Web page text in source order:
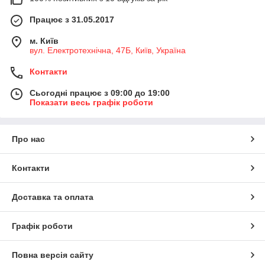
Працює з 31.05.2017
м. Київ
вул. Електротехнічна, 47Б, Київ, Україна
Контакти
Сьогодні працює з 09:00 до 19:00
Показати весь графік роботи
Про нас
Контакти
Доставка та оплата
Графік роботи
Повна версія сайту